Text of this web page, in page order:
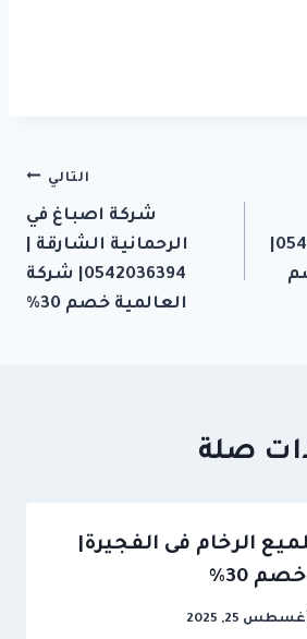
التالي
شركة اصباغ في
الرحمانية الشارقة |
0542036394| شركة
العالمية خصم 30%
صلة
الرخام فى الفجيرة|
25, 2025